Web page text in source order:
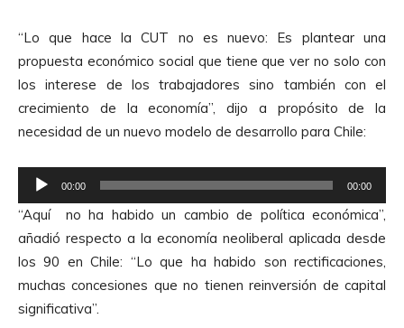
“Lo que hace la CUT no es nuevo: Es plantear una
propuesta económico social que tiene que ver no solo con
los interese de los trabajadores sino también con el
crecimiento de la economía”, dijo a propósito de la
necesidad de un nuevo modelo de desarrollo para Chile:
e
p
r
o
d
u
00:00 00:00
“Aquí no ha habido un cambio de política económica”,
añadió respecto a la economía neoliberal aplicada desde
los 90 en Chile: “Lo que ha habido son rectificaciones,
muchas concesiones que no tienen reinversión de capital
significativa”.